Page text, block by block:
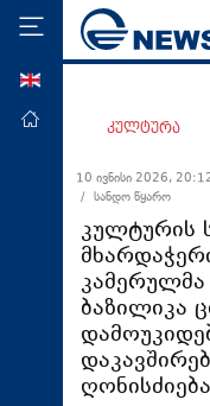
ეკონომიკა
მსოფლიო
ჯანდაცვა
საზოგადოება
სამართალი
თავდაცვა
კულტურა
10 ივნისი 2026,
/ სანდო წყარო
კულტურის
ბაზილიკა